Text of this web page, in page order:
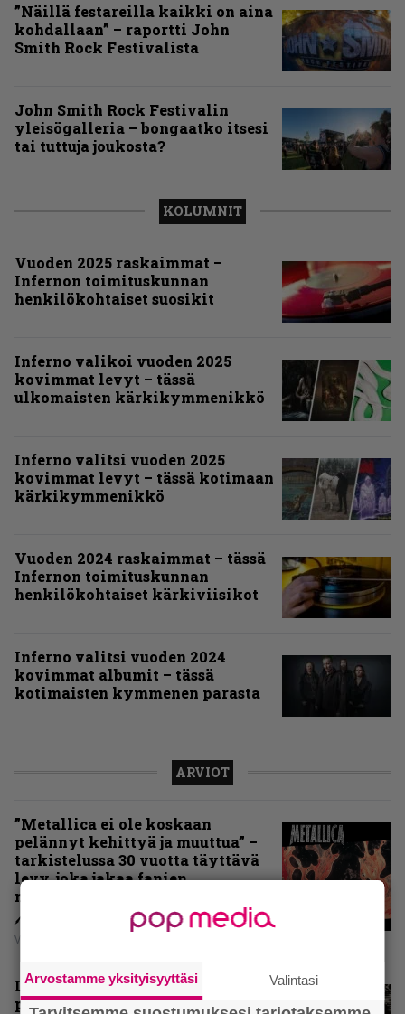
”Näillä festareilla kaikki on aina
kohdallaan” – raportti John
Smith Rock Festivalista
John Smith Rock Festivalin
yleisögalleria – bongaatko itsesi
tai tuttuja joukosta?
KOLUMNIT
Vuoden 2025 raskaimmat –
Infernon toimituskunnan
henkilökohtaiset suosikit
Inferno valikoi vuoden 2025
kovimmat levyt – tässä
ulkomaisten kärkikymmenikkö
Inferno valitsi vuoden 2025
kovimmat levyt – tässä kotimaan
kärkikymmenikkö
Vuoden 2024 raskaimmat – tässä
Infernon toimituskunnan
henkilökohtaiset kärkiviisikot
Inferno valitsi vuoden 2024
kovimmat albumit – tässä
kotimaisten kymmenen parasta
ARVIOT
”Metallica ei ole koskaan
pelännyt kehittyä ja muuttua” –
tarkistelussa 30 vuotta täyttävä
levy, joka jakaa fanien
mielipiteet
Vesa Siltanen
Levyarvio: Coronerin
paluualbumi 32 vuotta edellisen
Arvostamme yksityisyyttäsi Valintasi